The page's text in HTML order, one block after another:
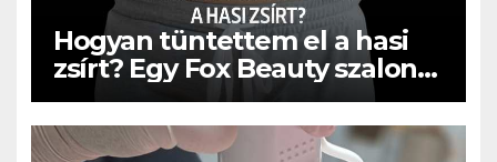
Hogyan tüntettem el a hasi
zsírt? Egy Fox Beauty szalon
vendégének őszinte
vallomása